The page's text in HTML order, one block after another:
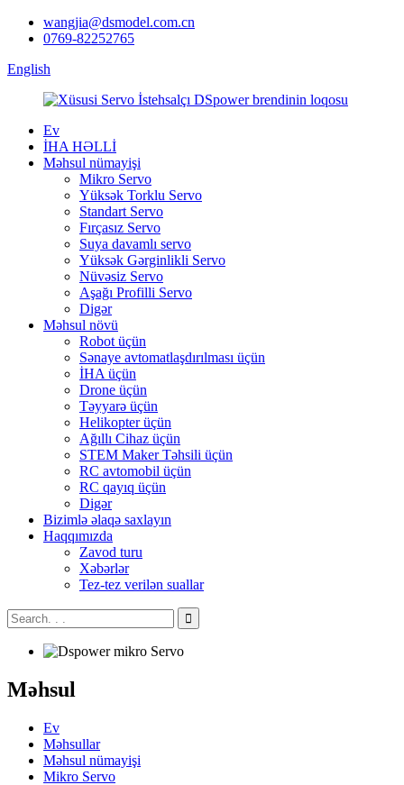
wangjia@dsmodel.com.cn
0769-82252765
English
Ev
İHA HƏLLİ
Məhsul nümayişi
Mikro Servo
Yüksək Torklu Servo
Standart Servo
Fırçasız Servo
Suya davamlı servo
Yüksək Gərginlikli Servo
Nüvəsiz Servo
Aşağı Profilli Servo
Digər
Məhsul növü
Robot üçün
Sənaye avtomatlaşdırılması üçün
İHA üçün
Drone üçün
Təyyarə üçün
Helikopter üçün
Ağıllı Cihaz üçün
STEM Maker Təhsili üçün
RC avtomobil üçün
RC qayıq üçün
Digər
Bizimlə əlaqə saxlayın
Haqqımızda
Zavod turu
Xəbərlər
Tez-tez verilən suallar
Məhsul
Ev
Məhsullar
Məhsul nümayişi
Mikro Servo